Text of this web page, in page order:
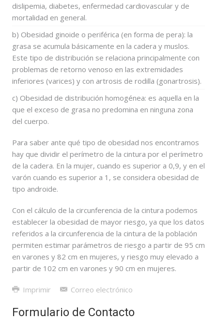
dislipemia, diabetes, enfermedad cardiovascular y de
mortalidad en general.
b) Obesidad ginoide o periférica (en forma de pera): la
grasa se acumula básicamente en la cadera y muslos.
Este tipo de distribución se relaciona principalmente con
problemas de retorno venoso en las extremidades
inferiores (varices) y con artrosis de rodilla (gonartrosis).
c) Obesidad de distribución homogénea: es aquella en la
que el exceso de grasa no predomina en ninguna zona
del cuerpo.
Para saber ante qué tipo de obesidad nos encontramos
hay que dividir el perímetro de la cintura por el perímetro
de la cadera. En la mujer, cuando es superior a 0,9, y en el
varón cuando es superior a 1, se considera obesidad de
tipo androide.
Con el cálculo de la circunferencia de la cintura podemos
establecer la obesidad de mayor riesgo, ya que los datos
referidos a la circunferencia de la cintura de la población
permiten estimar parámetros de riesgo a partir de 95 cm
en varones y 82 cm en mujeres, y riesgo muy elevado a
partir de 102 cm en varones y 90 cm en mujeres.
Imprimir Correo electrónico
Formulario de Contacto